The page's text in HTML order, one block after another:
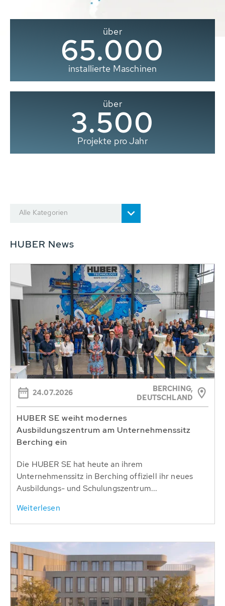
über
65.000
installierte Maschinen
über
3.500
Projekte pro Jahr
Alle Kategorien
HUBER News
24.07.2026
BERCHING,
DEUTSCHLAND
HUBER SE weiht modernes
Ausbildungszentrum am Unternehmenssitz
Berching ein
Die HUBER SE hat heute an ihrem
Unternehmenssitz in Berching offiziell ihr neues
Ausbildungs- und Schulungszentrum...
Weiterlesen